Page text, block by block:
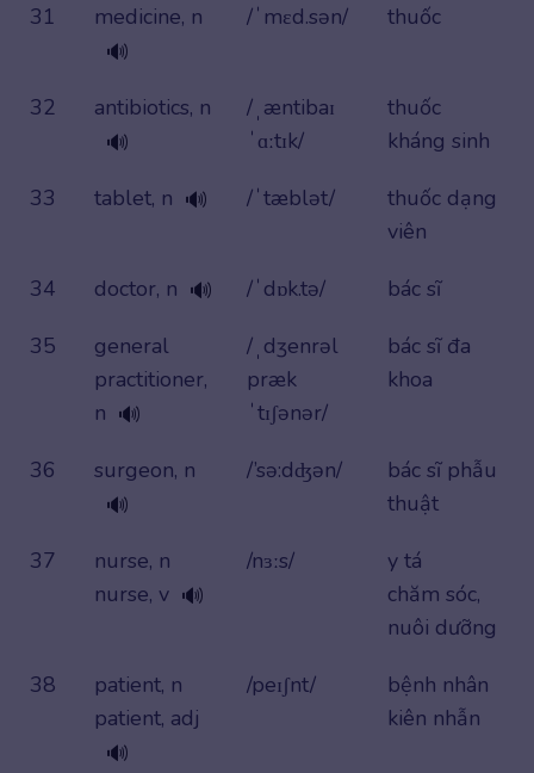
31
medicine, n
🔊
/ˈmɛd.sən/ thuốc
32
antibiotics, n
🔊
/ˌæntibaɪ
ˈɑːtɪk/
thuốc
kháng sinh
33
tablet, n 🔊 /ˈtæblət/
thuốc dạng
viên
34
doctor, n 🔊 /ˈdɒk.tə/
bác sĩ
35
general
practitioner,
n 🔊
/ˌdʒenrəl
præk
ˈtɪʃənər/
bác sĩ đa
khoa
36
surgeon, n
🔊
/’sə:dʤən/
bác sĩ phẫu
thuật
37
nurse, n
nurse, v 🔊
/nɜːs/
y tá
chăm sóc,
nuôi dưỡng
38
patient, n
patient, adj
🔊
/peɪʃnt/
bệnh nhân
kiên nhẫn